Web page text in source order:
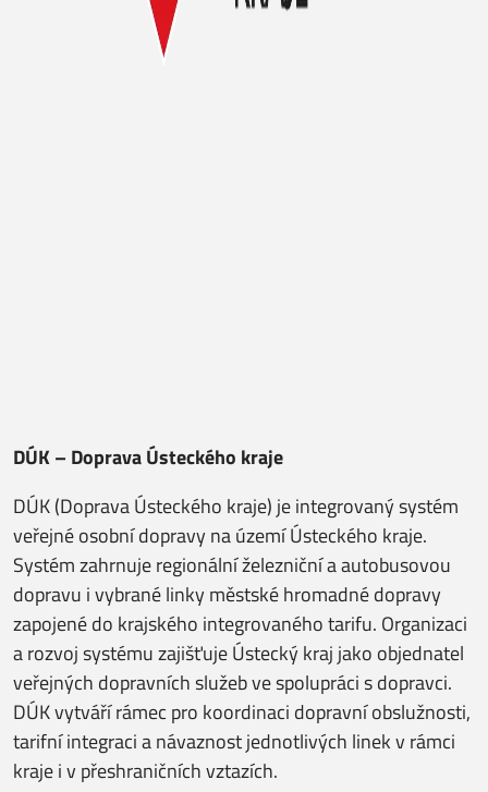
DÚK – Doprava Ústeckého kraje
DÚK (Doprava Ústeckého kraje) je integrovaný systém
veřejné osobní dopravy na území Ústeckého kraje.
Systém zahrnuje regionální železniční a autobusovou
dopravu i vybrané linky městské hromadné dopravy
zapojené do krajského integrovaného tarifu. Organizaci
a rozvoj systému zajišťuje Ústecký kraj jako objednatel
veřejných dopravních služeb ve spolupráci s dopravci.
DÚK vytváří rámec pro koordinaci dopravní obslužnosti,
tarifní integraci a návaznost jednotlivých linek v rámci
kraje i v přeshraničních vztazích.